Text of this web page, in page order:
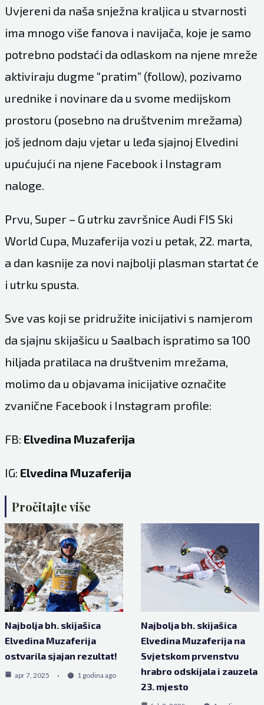
Uvjereni da naša snježna kraljica u stvarnosti
ima mnogo više fanova i navijača, koje je samo
potrebno podstaći da odlaskom na njene mreže
aktiviraju dugme “pratim” (follow), pozivamo
urednike i novinare da u svome medijskom
prostoru (posebno na društvenim mrežama)
još jednom daju vjetar u leđa sjajnoj Elvedini
upućujući na njene Facebook i Instagram
naloge.
Prvu, Super – G utrku završnice Audi FIS Ski
World Cupa, Muzaferija vozi u petak, 22. marta,
a dan kasnije za novi najbolji plasman startat će
i utrku spusta.
Sve vas koji se pridružite inicijativi s namjerom
da sjajnu skijašicu u Saalbach ispratimo sa 100
hiljada pratilaca na društvenim mrežama,
molimo da u objavama inicijative označite
zvanične Facebook i Instagram profile:
FB: Elvedina Muzaferija
IG: Elvedina Muzaferija
Pročitajte više
Najbolja bh. skijašica
Elvedina Muzaferija
ostvarila sjajan rezultat!
apr 7, 2025 1 godina ago
Najbolja bh. skijašica
Elvedina Muzaferija na
Svjetskom prvenstvu
hrabro odskijala i zauzela
23. mjesto